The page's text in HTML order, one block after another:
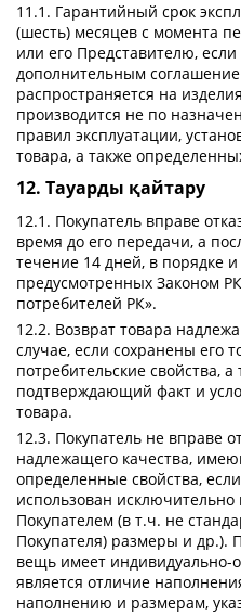
11.1. Гарантийный срок
(шесть) месяцев с момента
или его Представителю,
дополнительным
распространяется на
производится не по
правил эксплуатации,
товара, а также
12. Тауарды қайтару
12.1. Покупатель вправе
время до его передачи, а
течение 14 дней, в порядке и
предусмотренных Законом
потребителей РК».
12.2. Возврат товара
случае, если сохранены его
потребительские свойства, а
подтверждающий факт и
товара.
12.3. Покупатель не вправе
надлежащего качества,
определенные свойства,
использован
Покупателем (в т.ч. не
Покупателя) размеры и др.).
вещь имеет индивидуально-
является отличие
наполнению и размерам,